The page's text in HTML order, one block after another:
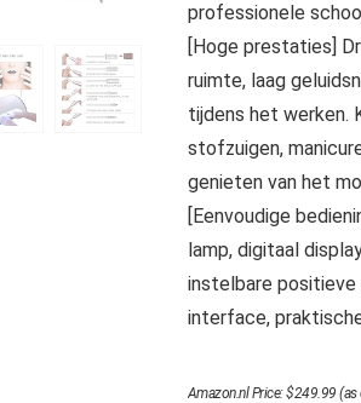
professionele
[Hoge prestaties]
ruimte, laag
tijdens het werken.
stofzuigen,
genieten van het
[Eenvoudige
lamp, digitaal
instelbare positieve
interface,
Amazon.nl Price:$249.99 (as